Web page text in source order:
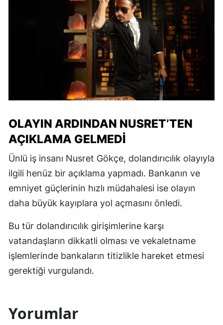
OLAYIN ARDINDAN NUSRET’TEN
AÇIKLAMA GELMEDI
Ünlü iş insanı Nusret Gökçe, dolandırıcılık olayıyla
ilgili henüz bir açıklama yapmadı. Bankanın ve
emniyet güçlerinin hızlı müdahalesi ise olayın
daha büyük kayıplara yol açmasını önledi.
Bu tür dolandırıcılık girişimlerine karşı
vatandaşların dikkatli olması ve vekaletname
işlemlerinde bankaların titizlikle hareket etmesi
gerektiği vurgulandı.
Yorumlar